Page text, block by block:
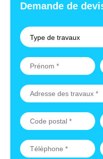
Demande de
Type de travaux